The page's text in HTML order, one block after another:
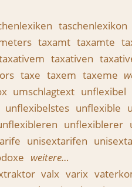
taschenlexikon
taxamt taxamte
taxativen
taxe taxem taxeme
umschlagtext unflexibel
unflexibelstes unflexible
unflexiblerer
unisextarifen
weitere…
valx varix